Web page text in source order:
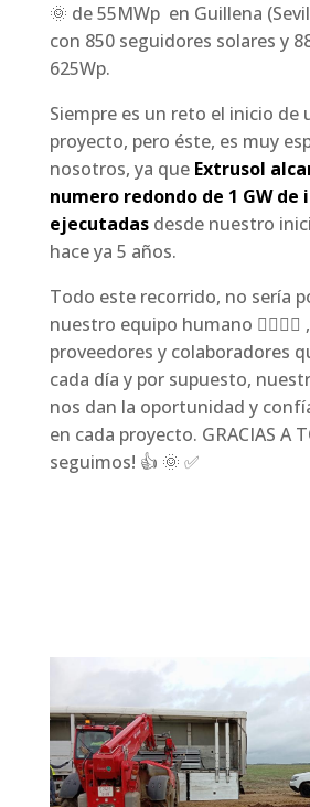
🌞 de 55MWp en Guillena
con 850 seguidores solares y
625Wp.
Siempre es un reto el inicio de
proyecto, pero éste, es muy
nosotros, ya que Extrusol
numero redondo de 1 GW de
ejecutadasdesde nuestro
hace ya 5 años.
Todo este recorrido, no sería
nuestro equipo humano 👷‍♀️👷‍♂️
proveedores y colaboradores
cada día y por supuesto,
nos dan la oportunidad y
en cada proyecto. GRACIAS A
seguimos! 👍 🌞 ✅